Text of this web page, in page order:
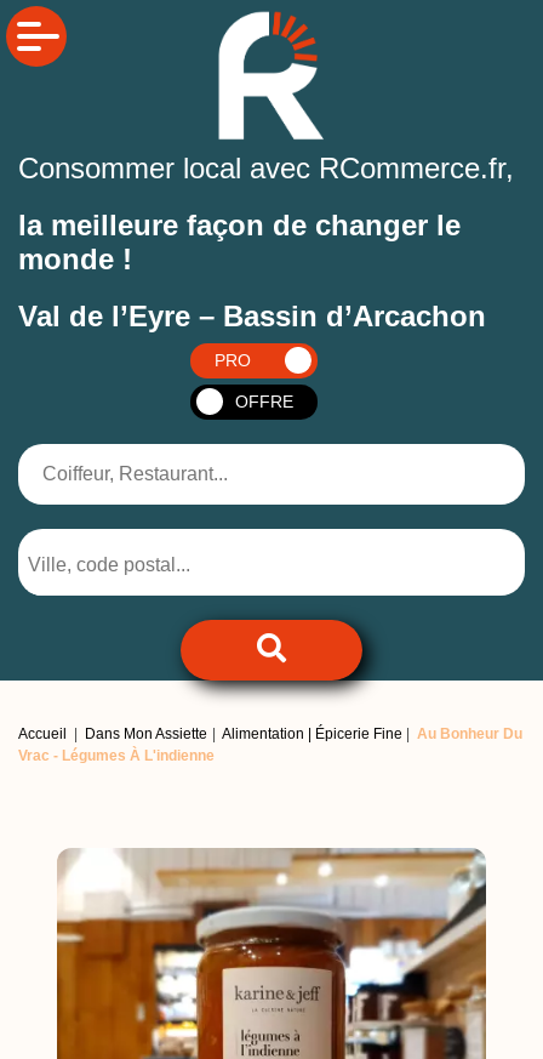
Consommer local avec RCommerce.fr,
la meilleure façon de changer le
monde !
Val de l’Eyre – Bassin d’Arcachon
PRO
OFFRE
Accueil Dans Mon Assiette Alimentation | Épicerie Fine
Au Bonheur Du
Vrac - Légumes À L'indienne